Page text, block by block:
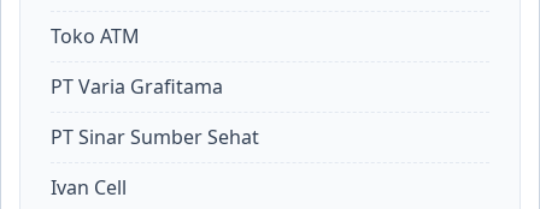
Toko ATM
PT Varia Grafitama
PT Sinar Sumber Sehat
Ivan Cell